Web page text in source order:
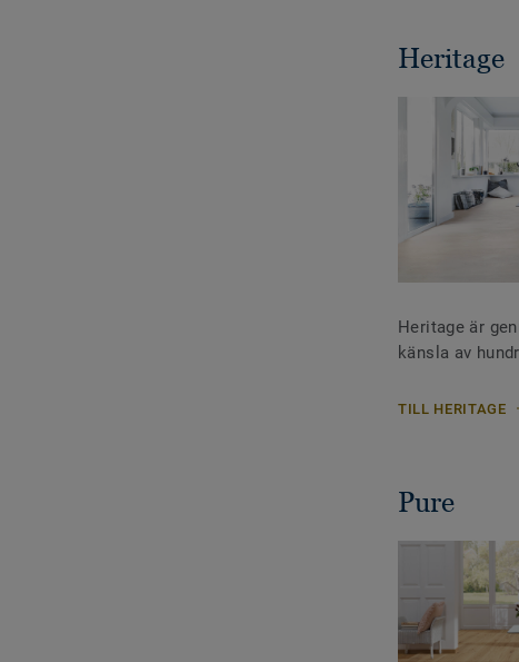
Heritage
Heritage är
känsla av
TILL HERITAGE
Pure